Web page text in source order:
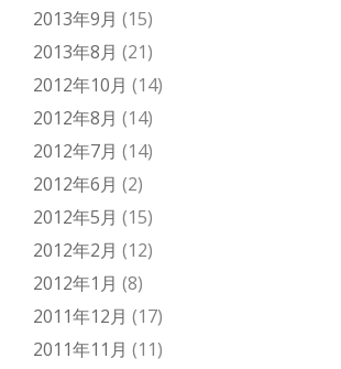
2013年9月 (15)
2013年8月 (21)
2012年10月 (14)
2012年8月 (14)
2012年7月 (14)
2012年6月 (2)
2012年5月 (15)
2012年2月 (12)
2012年1月 (8)
2011年12月 (17)
2011年11月 (11)